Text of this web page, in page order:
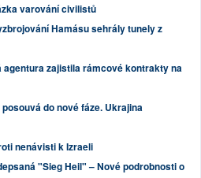
varování civilistů
Hamásu sehrály tunely z
agentura zajistila rámcové kontrakty na
do nové fáze. Ukrajina
nenávisti k Izraeli
"Sieg Heil" – Nové podrobnosti o